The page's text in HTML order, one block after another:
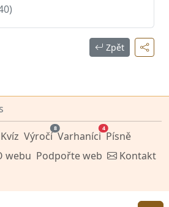
Zpět
Kvíz Výročí
8
Varhaníci
4
Písně
webu Podpořte web Kontakt